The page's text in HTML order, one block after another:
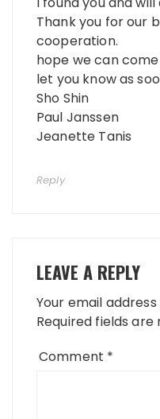
Thank you for our
cooperation.
hope we can come
let you know as
Sho Shin
Paul Janssen
Jeanette Tanis
Reply
LEAVE A REPLY
Your email
Required fields are
Comment *